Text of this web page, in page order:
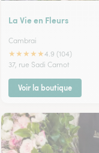
La Vie en Fleurs
Cambrai
★★★★★4.9 (104)
37, rue Sadi Carnot
Voir la boutique